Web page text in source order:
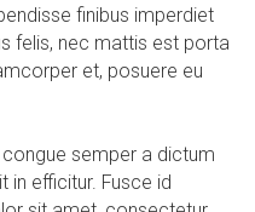
finibus imperdiet
felis, nec mattis est porta
et, posuere eu
semper a dictum
in efficitur. Fusce id